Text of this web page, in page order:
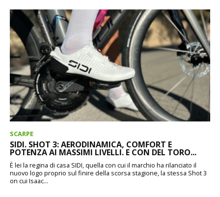
SCARPE
SIDI. SHOT 3: AERODINAMICA, COMFORT E
POTENZA AI MASSIMI LIVELLI. E CON DEL TORO...
È lei la regina di casa SIDI, quella con cui il marchio ha rilanciato il
nuovo logo proprio sul finire della scorsa stagione, la stessa Shot 3
on cui Isaac...